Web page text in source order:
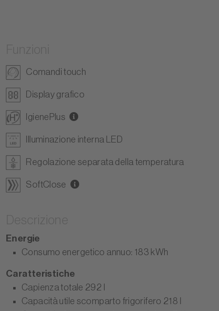
Comandi touch
Display grafico
IgienePlus
Illuminazione interna LED
Regolazione separata della temperatura
SoftClose
Energie
Consumo energetico annuo: 183 kWh
Caratteristiche
Capienza totale 292 l
Capacità utile scomparto frigorifero 218 l